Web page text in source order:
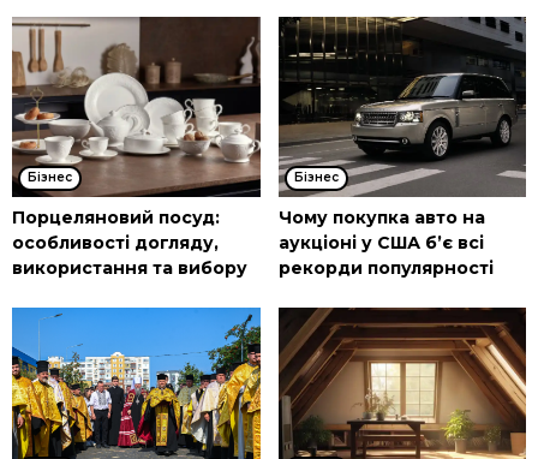
Бізнес
Порцеляновий посуд:
особливості догляду,
використання та вибору
Бізнес
Чому покупка авто на
аукціоні у США б’є всі
рекорди популярності